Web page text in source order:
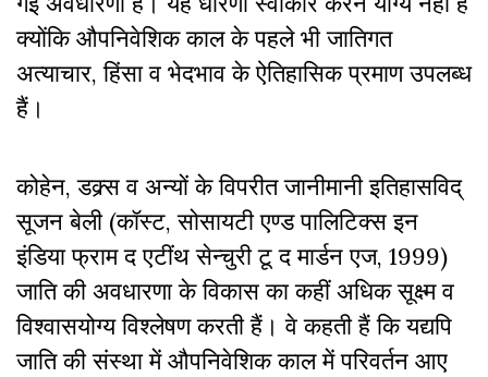
क्योंकि औपनिवेशिक काल के पहले भी जातिगत
अत्याचार, हिंसा व भेदभाव के ऐतिहासिक प्रमाण उपलब्ध
हैं।
कोहेन, डक्र्स व अन्यों के विपरीत जानीमानी इतिहासविद्
सूजन बेली (कॉस्ट, सोसायटी एण्ड पालिटिक्स इन
इंडिया फ्राम द एटींथ सेन्चुरी टू द मार्डन एज, 1999)
जाति की अवधारणा के विकास का कहीं अधिक सूक्ष्म व
विश्वासयोग्य विश्लेषण करती हैं। वे कहती हैं कि यद्यपि
जाति की संस्था में औपनिवेशिक काल में परिवर्तन आए